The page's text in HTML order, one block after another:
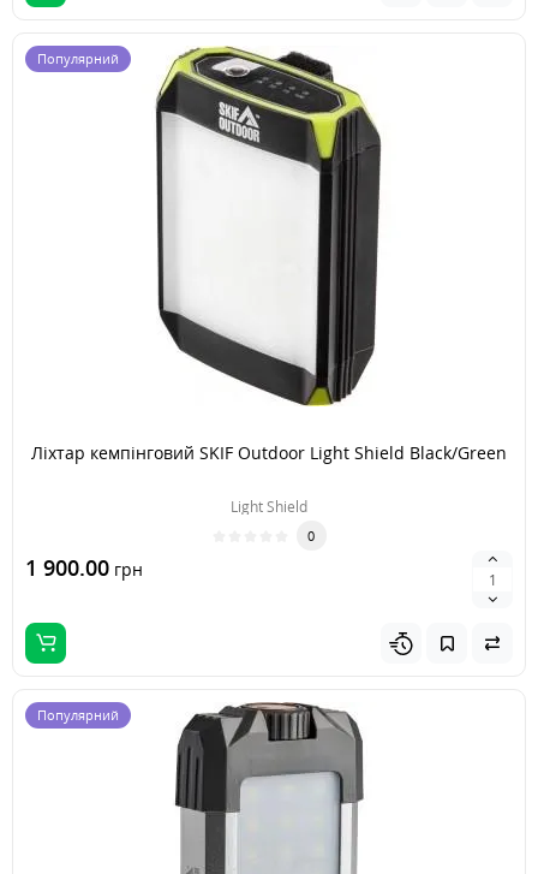
Популярний
Ліхтар кемпінговий SKIF Outdoor Light Shield Black/Green
Light Shield
0
1 900.00 грн
Популярний